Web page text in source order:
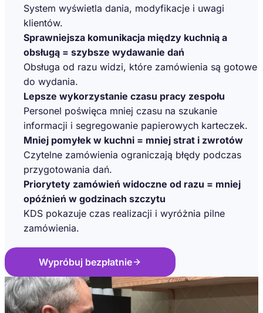
System wyświetla dania, modyfikacje i uwagi
klientów.
Sprawniejsza komunikacja między kuchnią a
obsługą = szybsze wydawanie dań
Obsługa od razu widzi, które zamówienia są gotowe
do wydania.
Lepsze wykorzystanie czasu pracy zespołu
Personel poświęca mniej czasu na szukanie
informacji i segregowanie papierowych karteczek.
Mniej pomyłek w kuchni = mniej strat i zwrotów
Czytelne zamówienia ograniczają błędy podczas
przygotowania dań.
Priorytety zamówień widoczne od razu = mniej
opóźnień w godzinach szczytu
KDS pokazuje czas realizacji i wyróżnia pilne
zamówienia.
Wypróbuj bezpłatnie